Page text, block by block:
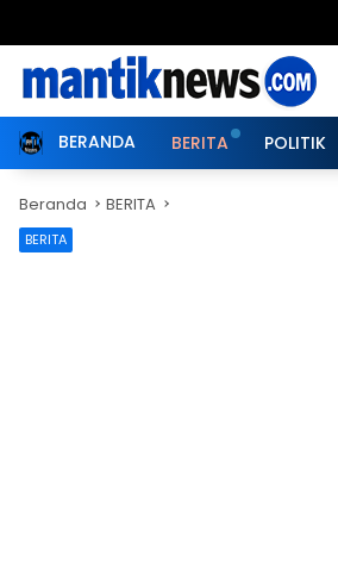
BERANDA BERITA POLITIK
Beranda BERITA
BERITA